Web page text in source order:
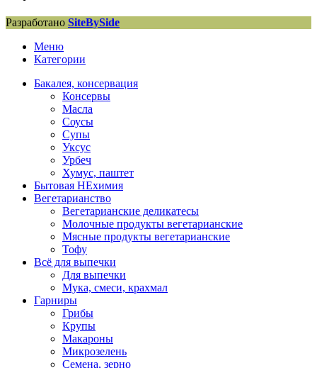
Разработано SiteBySide
Меню
Категории
Бакалея, консервация
Консервы
Масла
Соусы
Супы
Уксус
Урбеч
Хумус, паштет
Бытовая НЕхимия
Вегетарианство
Вегетарианские деликатесы
Молочные продукты вегетарианские
Мясные продукты вегетарианские
Тофу
Всё для выпечки
Для выпечки
Мука, смеси, крахмал
Гарниры
Грибы
Крупы
Макароны
Микрозелень
Семена, зерно